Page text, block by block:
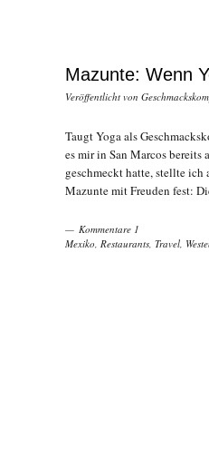
Mazunte: Wenn
Veröffentlicht von
Taugt Yoga als
es mir in San Marcos bereits
geschmeckt hatte, stellte
Mazunte mit Freuden fest:
Kommentare 1
Mexiko, Restaurants, Travel,